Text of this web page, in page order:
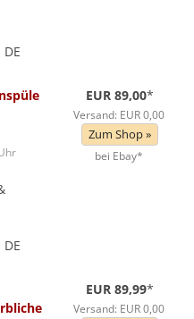
EUR 89,00*
Versand: EUR 0,00
Zum Shop »
bei Ebay*
EUR 89,99*
Versand: EUR 0,00